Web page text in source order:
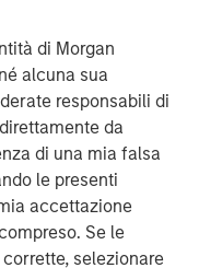
di Morgan
alcuna sua
responsabili di
da
di una mia falsa
le presenti
accettazione
Se le
selezionare
Investment
equity platform
and equity-related
primarily in
Partners pursues
focused on the
attractive,
the energy value
management
Morgan Stanley